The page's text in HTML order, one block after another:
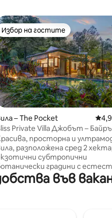
4,97 от 5, 173 отзива
Избор на гостите
Избор на гостите
– The Pocket
Private Villa Джобът –
просторна и
разположена сред 2
субтропични
градини с
от тропическа гора
където можете да
във